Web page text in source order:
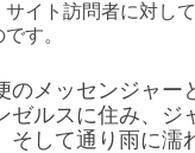
イト訪問者に対し
す。
メッセンジャー
ルスに住み、ジ
して通り雨に濡